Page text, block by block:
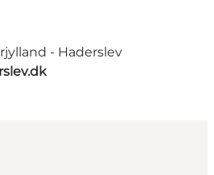
- Haderslev